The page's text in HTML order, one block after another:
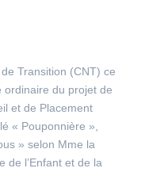
Transition (CNT) ce
ordinaire du projet de
et de Placement
« Pouponnière »,
» selon Mme la
de l’Enfant et de la